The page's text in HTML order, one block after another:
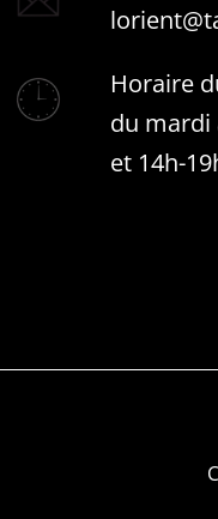
Horaire
du mardi
et 14h-